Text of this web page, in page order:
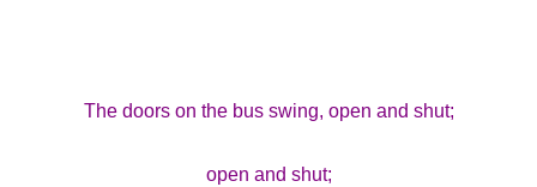
The doors on the bus swing, open and shut;
open and shut;